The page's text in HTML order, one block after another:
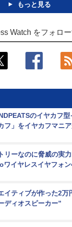
もっと見る
Watch をフォロ
のイヤカフ
フ」をイヤカフマニ
リーなのに脅威の実
イヤレスイヤフォン
イティブが作った2万
ディオスピーカー”